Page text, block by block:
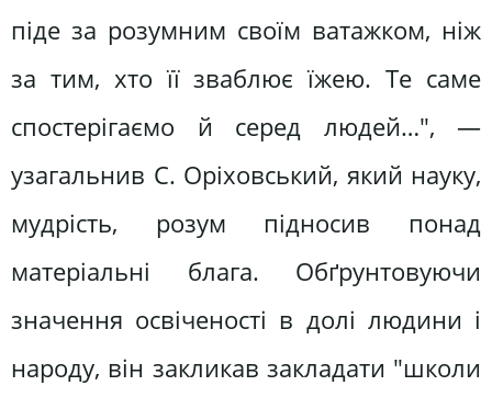
піде за розумним своїм ватажком, ніж
за тим, хто її зваблює їжею. Те саме
спостерігаємо й серед людей…", —
узагальнив С. Оріховський, який науку,
мудрість, розум підносив понад
матеріальні блага. Обґрунтовуючи
значення освіченості в долі людини і
народу, він закликав закладати "школи